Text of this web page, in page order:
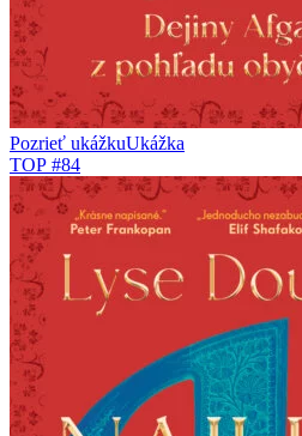
Pozrieť ukážkuUkážka
TOP #84